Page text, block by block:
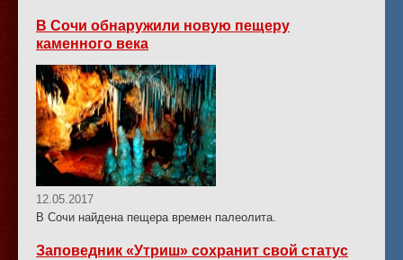
В Сочи обнаружили новую пещеру
каменного века
12.05.2017
В Сочи найдена пещера времен палеолита.
Заповедник «Утриш» сохранит свой статус